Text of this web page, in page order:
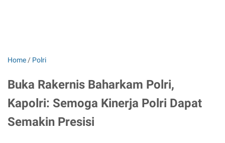
Home / Polri
Buka Rakernis Baharkam Polri,
Kapolri: Semoga Kinerja Polri Dapat
Semakin Presisi